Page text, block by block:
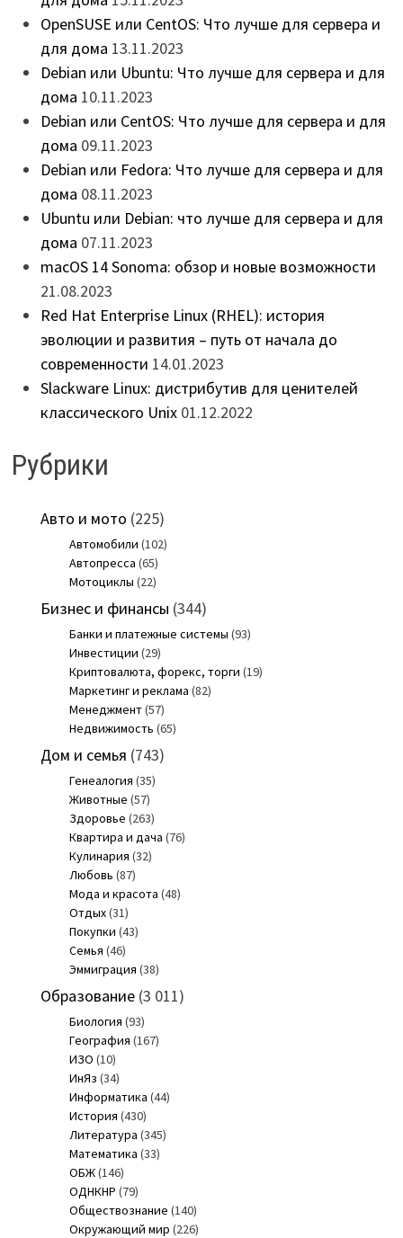
OpenSUSE или CentOS: Что лучше для сервера и
для дома 13.11.2023
Debian или Ubuntu: Что лучше для сервера и для
дома 10.11.2023
Debian или CentOS: Что лучше для сервера и для
дома 09.11.2023
Debian или Fedora: Что лучше для сервера и для
дома 08.11.2023
Ubuntu или Debian: что лучше для сервера и для
дома 07.11.2023
macOS 14 Sonoma: обзор и новые возможности
21.08.2023
Red Hat Enterprise Linux (RHEL): история
эволюции и развития – путь от начала до
современности 14.01.2023
Slackware Linux: дистрибутив для ценителей
классического Unix 01.12.2022
Рубрики
Авто и мото (225)
Автомобили (102)
Автопресса (65)
Мотоциклы (22)
Бизнес и финансы (344)
Банки и платежные системы (93)
Инвестиции (29)
Криптовалюта, форекс, торги (19)
Маркетинг и реклама (82)
Менеджмент(57)
Недвижимость (65)
Дом и семья (743)
Генеалогия (35)
Животные (57)
Здоровье (263)
Квартира и дача (76)
Кулинария (32)
Любовь (87)
Мода и красота (48)
Отдых(31)
Покупки (43)
Семья (46)
Эммиграция (38)
Образование(3 011)
Биология (93)
География (167)
ИЗО (10)
ИнЯз (34)
Информатика (44)
История (430)
Литература (345)
Математика (33)
ОБЖ(146)
ОДНКНР (79)
Обществознание (140)
Окружающий мир (226)